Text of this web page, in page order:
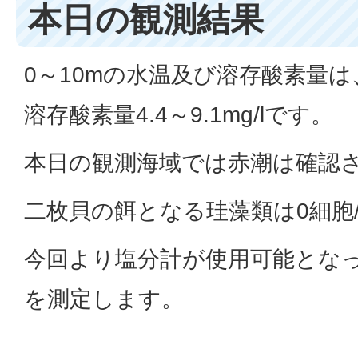
本日の観測結果
0～10mの水温及び溶存酸素量
溶存酸素量4.4～9.1mg/lです。
本日の観測海域では赤潮は確認
二枚貝の餌となる珪藻類は0細
今回より塩分計が使用可能とな
を測定します。